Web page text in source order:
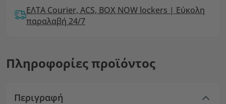
ΕΛΤΑ Courier, ACS, BOX NOW lockers | Εύκολη
παραλαβή 24/7
Πληροφορίες προϊόντος
Περιγραφή